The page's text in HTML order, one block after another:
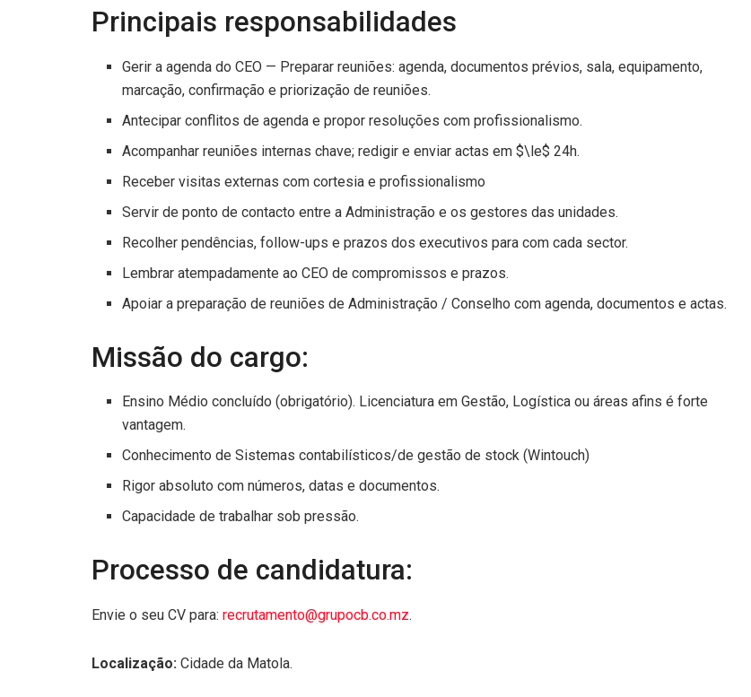
Principais responsabilidades
Gerir a agenda do CEO — Preparar reuniões: agenda, documentos prévios, sala, equipamento,
marcação, confirmação e priorização de reuniões.
Antecipar conflitos de agenda e propor resoluções com profissionalismo.
Acompanhar reuniões internas chave; redigir e enviar actas em $\le$ 24h.
Receber visitas externas com cortesia e profissionalismo
Servir de ponto de contacto entre a Administração e os gestores das unidades.
Recolher pendências, follow-ups e prazos dos executivos para com cada sector.
Lembrar atempadamente ao CEO de compromissos e prazos.
Apoiar a preparação de reuniões de Administração / Conselho com agenda, documentos e actas.
Missão do cargo:
Ensino Médio concluído (obrigatório). Licenciatura em Gestão, Logística ou áreas afins é forte
vantagem.
Conhecimento de Sistemas contabilísticos/de gestão de stock (Wintouch)
Rigor absoluto com números, datas e documentos.
Capacidade de trabalhar sob pressão.
Processo de candidatura:
Envie o seu CV para: recrutamento@grupocb.co.mz.
Localização: Cidade da Matola.